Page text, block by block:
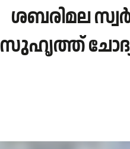
ശബരിമല
സുഹൃത്ത്